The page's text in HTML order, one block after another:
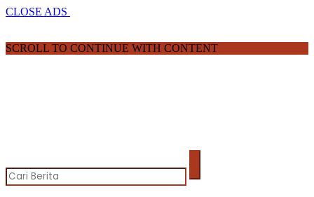
CLOSE ADS
SCROLL TO CONTINUE WITH CONTENT